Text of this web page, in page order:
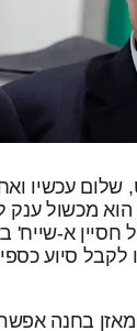
שלום עכשיו
מכשול
א-שייח'
לקבל סיוע
במהלך 2025 לשכת אבו